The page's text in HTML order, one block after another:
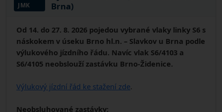
JMK
Brna)
Od 14. do 27. 8. 2026 pojedou vybrané vlaky linky S6 s
náskokem v úseku Brno hl.n. – Slavkov u Brna podle
výlukového jízdního řádu. Navíc vlak S6/4103 a
S6/4105 neobslouží zastávku Brno-Židenice.
Výlukový jízdní řád ke stažení zde.
Neobsluhované zastávky: